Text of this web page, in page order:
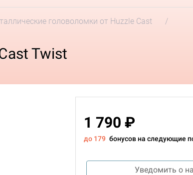
головоломки от Huzzle Cast
Twist
1 790 ₽
до 179 бонусов на следующие
Уведомить о